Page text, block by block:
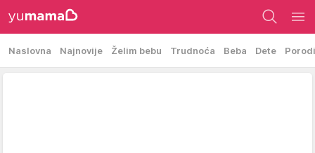
Naslovna Najnovije Želim bebu Trudnoća Beba Dete